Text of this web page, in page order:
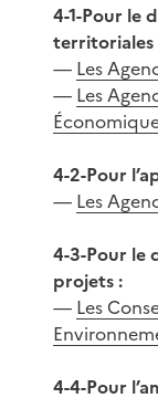
4-1-Pour le
territoriales
— Les
— Les
4-2-Pour
— Les
4-3-Pour le
projets :
— Les
4-4-Pour